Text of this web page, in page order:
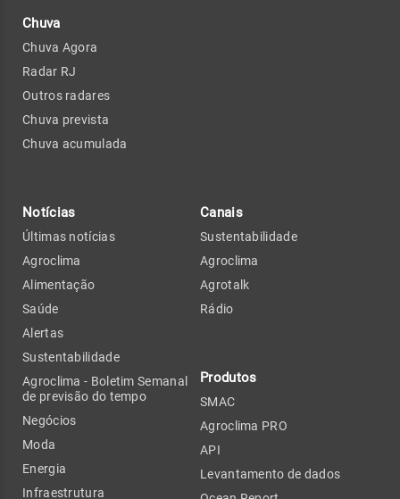
Chuva
Chuva Agora
Radar RJ
Outros radares
Chuva prevista
Chuva acumulada
Notícias
Últimas notícias
Agroclima
Alimentação
Saúde
Alertas
Sustentabilidade
Agroclima - Boletim Semanal
de previsão do tempo
Negócios
Moda
Energia
Infraestrutura
Canais
Sustentabilidade
Agroclima
Agrotalk
Rádio
Produtos
SMAC
Agroclima PRO
API
Levantamento de dados